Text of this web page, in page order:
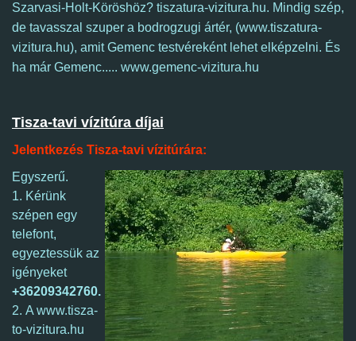
Szarvasi-Holt-Köröshöz? tiszatura-vizitura.hu. Mindig szép,
de tavasszal szuper a bodrogzugi ártér, (www.tiszatura-
vizitura.hu), amit Gemenc testvéreként lehet elképzelni. És
ha már Gemenc..... www.gemenc-vizitura.hu
Tisza-tavi vízitúra díjai
Jelentkezés Tisza-tavi vízitúrára:
Egyszerű.
1. Kérünk
szépen egy
telefont,
egyeztessük az
igényeket
+36209342760.
2. A www.tisza-
to-vizitura.hu